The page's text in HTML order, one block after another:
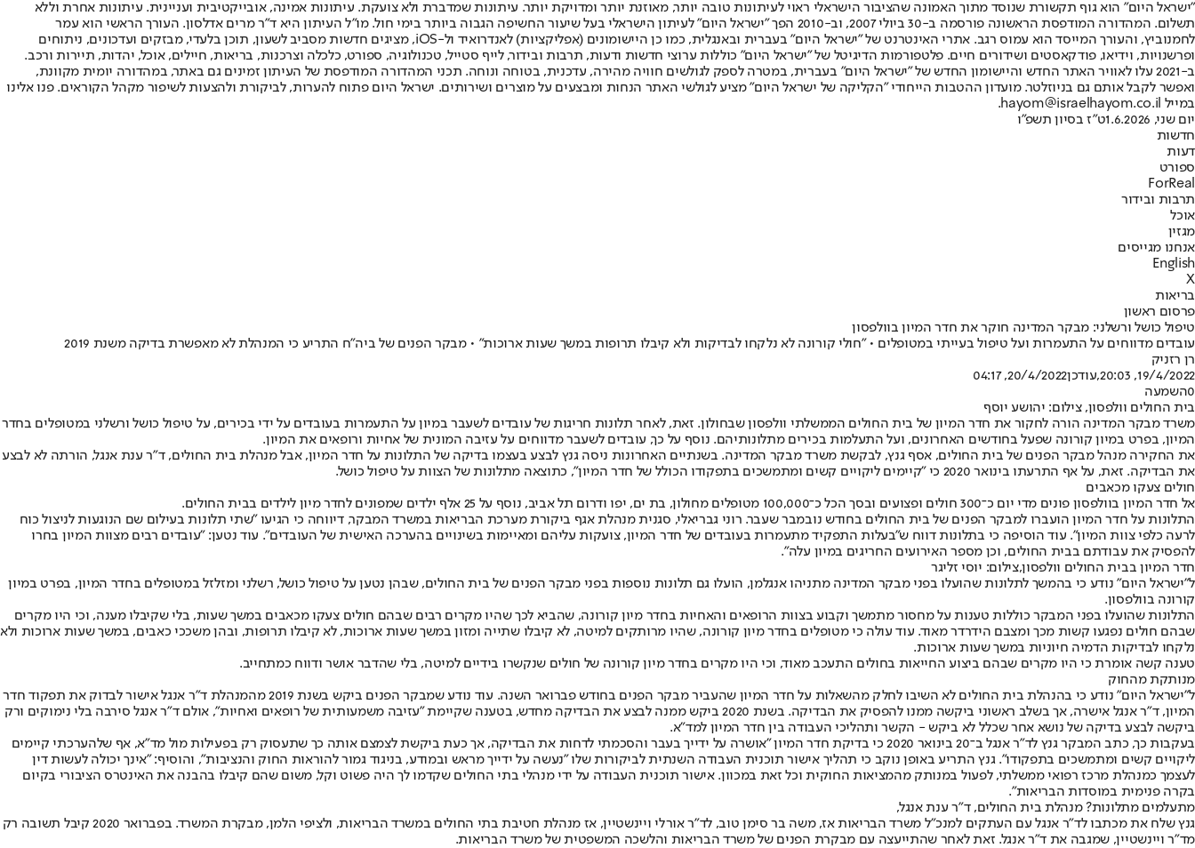
"ישראל היום" הוא גוף תקשורת שנוסד מתוך האמונה שהציבור הישראלי ראוי לעיתונות טובה יותר, מאוזנת יותר ומדויקת יותר. עיתונות שמדברת ולא צועקת. עיתונות אמינה, אובייקטיבית ועניינית. עיתונות אחרת וללא
תשלום. המהדורה המודפסת הראשונה פורסמה ב-30 ביולי 2007, וב-2010 הפך "ישראל היום" לעיתון הישראלי בעל שיעור החשיפה הגבוה ביותר בימי חול. מו"ל העיתון היא ד"ר מרים אדלסון. העורך הראשי הוא עמר
לחמנוביץ, והעורך המייסד הוא עמוס רגב. אתרי האינטרנט של "ישראל היום" בעברית ובאנגלית, כמו כן היישומונים (אפליקציות) לאנדרואיד ול-iOS, מציגים חדשות מסביב לשעון, תוכן בלעדי, מבזקים ועדכונים, ניתוחים
ופרשנויות, וידיאו, פודקאסטים ושידורים חיים. פלטפורמות הדיגיטל של "ישראל היום" כוללות ערוצי חדשות ודעות, תרבות ובידור, לייף סטייל, טכנולוגיה, ספורט, כלכלה וצרכנות, בריאות, חיילים, אוכל, יהדות, תיירות ורכב.
ב-2021 עלו לאוויר האתר החדש והיישומון החדש של "ישראל היום" בעברית, במטרה לספק לגולשים חוויה מהירה, עדכנית, בטוחה ונוחה. תכני המהדורה המודפסת של העיתון זמינים גם באתר, במהדורה יומית מקוונת,
ואפשר לקבל אותם גם בניוזלטר. מועדון ההטבות הייחודי "הקליקה של ישראל היום" מציע לגולשי האתר הנחות ומבצעים על מוצרים ושירותים. ישראל היום פתוח להערות, לביקורת ולהצעות לשיפור מקהל הקוראים. פנו אלינו
במייל hayom@israelhayom.co.il.
יום שני, 1.6.2026
ט"ז בסיון תשפ"ו
חדשות
דעות
ספורט
ForReal
תרבות ובידור
אוכל
מגזין
אנחנו מגייסים
English
X
בריאות
פרסום ראשון
טיפול כושל ורשלני: מבקר המדינה חוקר את חדר המיון בוולפסון
עובדים מדווחים על התעמרות ועל טיפול בעייתי במטופלים • "חולי קורונה לא נלקחו לבדיקות ולא קיבלו תרופות במשך שעות ארוכות" • מבקר הפנים של ביה"ח התריע כי המנהלת לא מאפשרת בדיקה משנת 2019
רן רזניק
19/4/2022, 20:03
,עודכן20/4/2022, 04:17
0השמעה
בית החולים וולפסון, צילום: יהושע יוסף
משרד מבקר המדינה הורה לחקור את חדר המיון של בית החולים הממשלתי וולפסון שבחולון. זאת, לאחר תלונות חריגות של עובדים לשעבר במיון על התעמרות בעובדים על ידי בכירים, על טיפול כושל ורשלני במטופלים בחדר
המיון, בפרט במיון קורונה שפעל בחודשים האחרונים, ועל התעלמות בכירים מתלונותיהם. נוסף על כך, עובדים לשעבר מדווחים על עזיבה המונית של אחיות ורופאים את המיון.
את החקירה מנהל מבקר הפנים של בית החולים, אסף גנץ, לבקשת משרד מבקר המדינה. בשנתיים האחרונות ניסה גנץ לבצע בעצמו בדיקה של התלונות על חדר המיון, אבל מנהלת בית החולים, ד"ר ענת אנגל, הורתה לא לבצע
את הבדיקה. זאת, על אף התרעתו בינואר 2020 כי "קיימים ליקויים קשים ומתמשכים בתפקודו הכולל של חדר המיון", כתוצאה מתלונות של הצוות על טיפול כושל.
חולים צעקו מכאבים
אל חדר המיון בוולפסון פונים מדי יום כ־300 חולים ופצועים ובסך הכל כ־100,000 מטופלים מחולון, בת ים, יפו ודרום תל אביב, נוסף על 25 אלף ילדים שמפונים לחדר מיון לילדים בבית החולים.
התלונות על חדר המיון הועברו למבקר הפנים של בית החולים בחודש נובמבר שעבר. רוני גבריאלי, סגנית מנהלת אגף ביקורת מערכת הבריאות במשרד המבקר, דיווחה כי הגיעו "שתי תלונות בעילום שם הנוגעות לניצול כוח
לרעה כלפי צוות המיון". עוד הוסיפה כי בתלונות דווח ש"בעלות התפקיד מתעמרות בעובדים של חדר המיון, צועקות עליהם ומאיימות בשינויים בהערכה האישית של העובדים". עוד נטען: "עובדים רבים מצוות המיון בחרו
להפסיק את עבודתם בבית החולים, וכן מספר האירועים החריגים במיון עלה".
חדר המיון בבית החולים וולפסון,צילום: יוסי זליגר
ל"ישראל היום" נודע כי בהמשך לתלונות שהועלו בפני מבקר המדינה מתניהו אנגלמן, הועלו גם תלונות נוספות בפני מבקר הפנים של בית החולים, שבהן נטען על טיפול כושל, רשלני ומזלזל במטופלים בחדר המיון, בפרט במיון
קורונה בוולפסון.
התלונות שהועלו בפני המבקר כוללות טענות על מחסור מתמשך וקבוע בצוות הרופאים והאחיות בחדר מיון קורונה, שהביא לכך שהיו מקרים רבים שבהם חולים צעקו מכאבים במשך שעות, בלי שקיבלו מענה, וכי היו מקרים
שבהם חולים נפגעו קשות מכך ומצבם הידרדר מאוד. עוד עולה כי מטופלים בחדר מיון קורונה, שהיו מרותקים למיטה, לא קיבלו שתייה ומזון במשך שעות ארוכות, לא קיבלו תרופות, ובהן משככי כאבים, במשך שעות ארוכות ולא
נלקחו לבדיקות הדמיה חיוניות במשך שעות ארוכות.
טענה קשה אומרת כי היו מקרים שבהם ביצוע החייאות בחולים התעכב מאוד, וכי היו מקרים בחדר מיון קורונה של חולים שנקשרו בידיים למיטה, בלי שהדבר אושר ודווח כמתחייב.
מנותקת מהחוק
ל"ישראל היום" נודע כי בהנהלת בית החולים לא השיבו לחלק מהשאלות על חדר המיון שהעביר מבקר הפנים בחודש פברואר השנה. עוד נודע שמבקר הפנים ביקש בשנת 2019 מהמנהלת ד"ר אנגל אישור לבדוק את תפקוד חדר
המיון, ד"ר אנגל אישרה, אך בשלב ראשוני ביקשה ממנו להפסיק את הבדיקה. בשנת 2020 ביקש ממנה לבצע את הבדיקה מחדש, בטענה שקיימת "עזיבה משמעותית של רופאים ואחיות", אולם ד"ר אנגל סירבה בלי נימוקים ורק
ביקשה לבצע בדיקה של נושא אחר שכלל לא ביקש - הקשר ותהליכי העבודה בין חדר המיון למד"א.
בעקבות כך, כתב המבקר גנץ לד"ר אנגל ב־20 בינואר 2020 כי בדיקת חדר המיון "אושרה על ידייך בעבר והסכמתי לדחות את הבדיקה, אך כעת ביקשת לצמצם אותה כך שתעסוק רק בפעילות מול מד"א, אף שלהערכתי קיימים
ליקויים קשים ומתמשכים בתפקודו". גנץ התריע באופן נוקב כי תהליך אישור תוכנית העבודה השנתית לביקורות שלו "נעשה על ידייך מראש ובמודע, בניגוד גמור להוראות החוק והנציבות", והוסיף: "אינך יכולה לעשות דין
לעצמך כמנהלת מרכז רפואי ממשלתי, לפעול במנותק מהמציאות החוקית וכל זאת במכוון. אישור תוכנית העבודה על ידי מנהלי בתי החולים שקדמו לך היה פשוט וקל, משום שהם קיבלו בהבנה את האינטרס הציבורי בקיום
בקרה פנימית במוסדות הבריאות".
מתעלמים מתלונות? מנהלת בית החולים, ד"ר ענת אנגל,
גנץ שלח את מכתבו לד"ר אנגל עם העתקים למנכ"ל משרד הבריאות אז, משה בר סימן טוב, לד"ר אורלי ויינשטיין, אז מנהלת חטיבת בתי החולים במשרד הבריאות, ולציפי הלמן, מבקרת המשרד. בפברואר 2020 קיבל תשובה רק
מד"ר ויינשטיין, שמגבה את ד"ר אנגל. זאת לאחר שהתייעצה עם מבקרת הפנים של משרד הבריאות והלשכה המשפטית של משרד הבריאות.